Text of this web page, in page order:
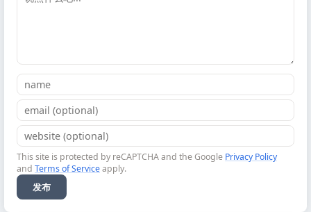
This site is protected by reCAPTCHA and the Google Privacy Policy
and Terms of Serviceapply.
发布